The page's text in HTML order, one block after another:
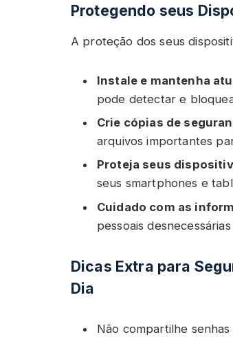
Protegendo seus
A proteção dos seus
Instale e mantenha
pode detectar e
Crie cópias de
arquivos importantes
Proteja seus
seus smartphones e
Cuidado com as
pessoais
Dicas Extra para
Dia
Não compartilhe